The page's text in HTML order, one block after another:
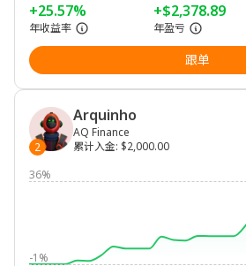
+25.57%
年收益率
+$2,378.89
年盈亏
跟单
2
Arquinho
AQ Finance
累计入金: $2,000.00
36%
-1%